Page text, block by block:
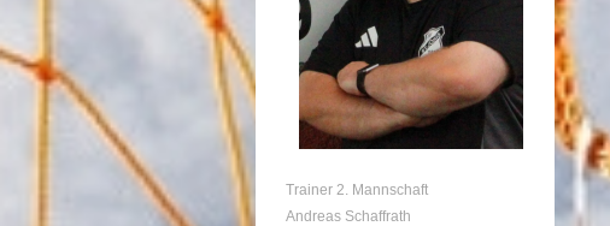
Trainer 2. Mannschaft
Andreas Schaffrath